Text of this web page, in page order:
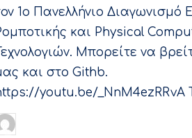
1ο Πανελλήνιο Διαγωνισμό
και Physical
Μπορείτε να
και στο Githb.
youtu.be/_NnM4ezRRvA
Ετικέτες: